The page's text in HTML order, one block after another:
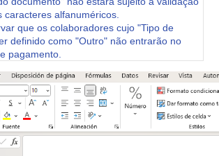
caracteres alfanuméricos.
que os colaboradores cujo "Tipo de
definido como "Outro" não entrarão no
pagamento.